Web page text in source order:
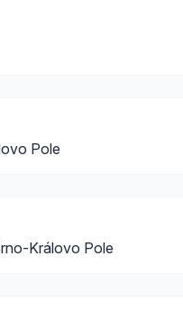
Pole
Královo Pole